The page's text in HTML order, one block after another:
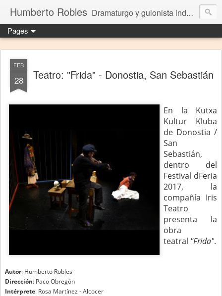
Humberto Robles Dramaturgo y guionista independiente
Pages
FEB
28 Teatro: "Frida" - Donostia, San Sebastián
En la Kutxa
Kultur Kluba
de Donostia /
San
Sebastián,
dentro del
Festival dFeria
2017, la
compañía Iris
Teatro
presenta la
obra
teatral "Frida".
Autor: Humberto Robles
Dirección: Paco Obregón
Intérprete: Rosa Martínez - Alcocer